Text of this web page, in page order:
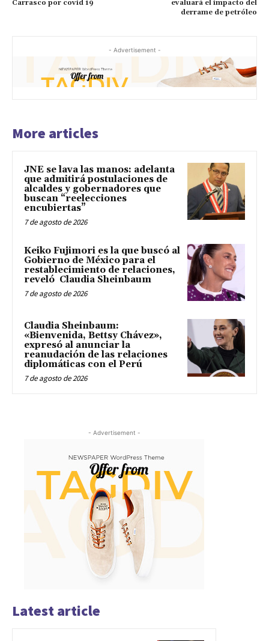
Carrasco por covid 19
evaluará el impacto del
derrame de petróleo
- Advertisement -
More articles
JNE se lava las manos: adelanta
que admitirá postulaciones de
alcaldes y gobernadores que
buscan “reelecciones
encubiertas”
7 de agosto de 2026
Keiko Fujimori es la que buscó al
Gobierno de México para el
restablecimiento de relaciones,
reveló Claudia Sheinbaum
7 de agosto de 2026
Claudia Sheinbaum:
«Bienvenida, Bettsy Chávez»,
expresó al anunciar la
reanudación de las relaciones
diplomáticas con el Perú
7 de agosto de 2026
- Advertisement -
Latest article